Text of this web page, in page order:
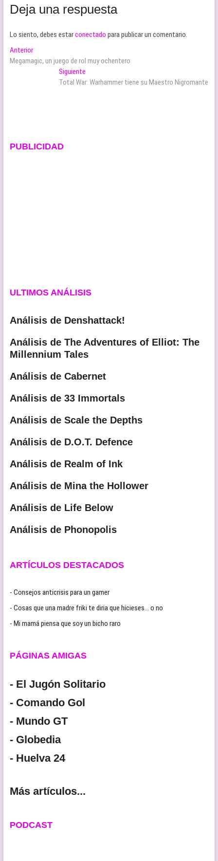
Deja una respuesta
Lo siento, debes estarconectado para publicar un comentario.
Navegación
de
entradas
AnteriorEntrada
anterior:
Megamagic, un juego de rol muy ochentero
Siguiente
siguiente:
Total War: Warhammer tiene su Maestro Nigromante
PUBLICIDAD
ULTIMOS ANÁLISIS
Análisis de Denshattack!
Análisis de The Adventures of Elliot: The
Millennium Tales
Análisis de Cabernet
Análisis de 33 Immortals
Análisis de Scale the Depths
Análisis de D.O.T. Defence
Análisis de Realm of Ink
Análisis de Mina the Hollower
Análisis de Life Below
Análisis de Phonopolis
ARTÍCULOS DESTACADOS
- Consejos anticrisis para un gamer
- Cosas que una madre friki te diria que hicieses… o no
- Mi mamá piensa que soy un bicho raro
PÁGINAS AMIGAS
- El Jugón Solitario
- Comando Gol
- Mundo GT
- Globedia
- Huelva 24
Más artículos...
PODCAST